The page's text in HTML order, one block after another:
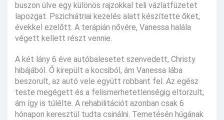
buszon ülve egy különös rajzokkal teli vázlatfüzetet
lapozgat. Pszichiátriai kezelés alatt készítette őket,
évekkel ezelőtt. A terápián nővére, Vanessa halála
végett kellett részt vennie.
A két lány 6 éve autóbalesetet szenvedett, Christy
hibájából. Ő kirepült a kocsiból, ám Vanessa lába
beszorult, az autó vele együtt robbant fel. Az egész
teste megégett és a felismerhetetlenségig eltorzult,
ám így is túlélte. A rehabilitációt azonban csak 6
hónapon keresztül tudta csinálni. Temetésén húgának